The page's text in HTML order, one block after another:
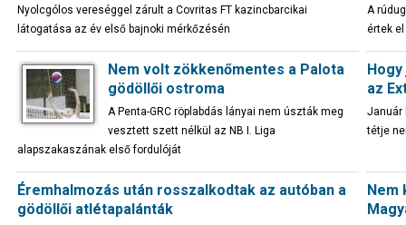
Nyolcgólos vereséggel zárult a Covritas FT kazincbarcikai
látogatása az év első bajnoki mérkőzésén
A
értek
Nem volt zökkenőmentes a Palota
gödöllői ostroma
A Penta-GRC röplabdás lányai nem úszták meg
vesztett szett nélkül az NB I. Liga
alapszakaszának első fordulóját
az
Január
tétje
Éremhalmozás után rosszalkodtak az autóban a
gödöllői atlétapalánták
Nem